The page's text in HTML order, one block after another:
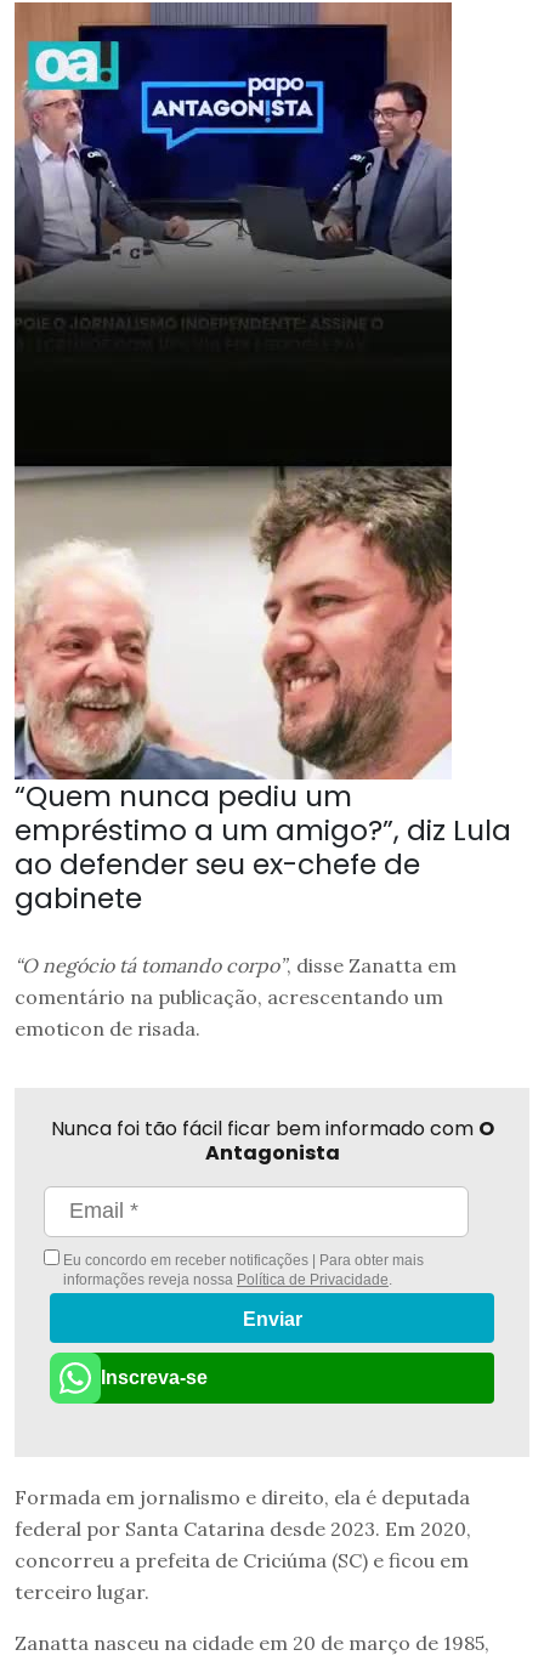
“Quem nunca pediu um
empréstimo a um amigo?”, diz Lula
ao defender seu ex-chefe de
gabinete
“O negócio tá tomando corpo”, disse Zanatta em
comentário na publicação, acrescentando um
emoticon de risada.
Nunca foi tão fácil ficar bem informado com O
Antagonista
Eu concordo em receber notificações | Para obter mais
informações reveja nossa Política de Privacidade.
Enviar
Inscreva-se
Formada em jornalismo e direito, ela é deputada
federal por Santa Catarina desde 2023. Em 2020,
concorreu a prefeita de Criciúma (SC) e ficou em
terceiro lugar.
Zanatta nasceu na cidade em 20 de março de 1985,